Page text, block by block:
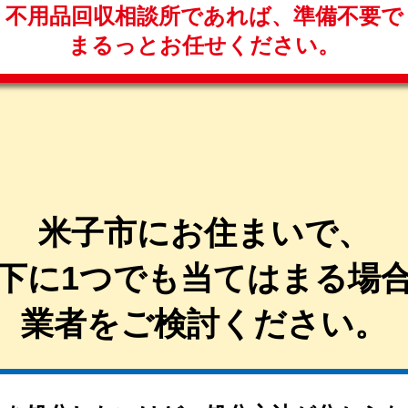
不用品回収相談所であれば、 準備不要で
まるっと お任せください。
米子市にお住まいで、
に1つでも当てはまる場
業者をご検討ください。